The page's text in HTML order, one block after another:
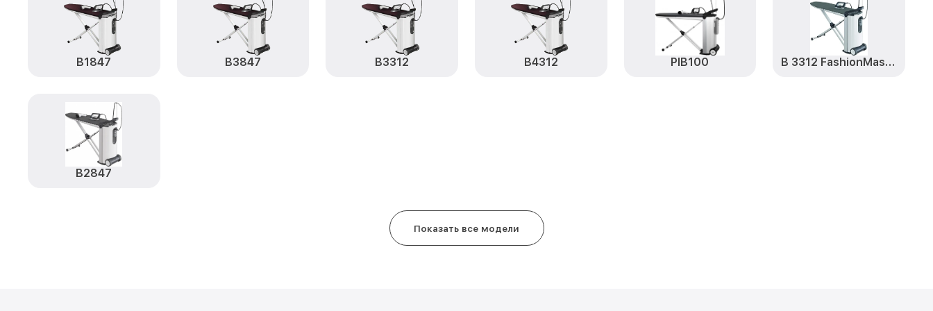
B1847 B3847 B3312 B4312 PIB100 B 3312 FashionMaster
B2847
Показать все модели